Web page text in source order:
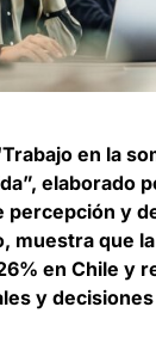
en la
elaborado
percepción y
muestra que
en Chile y
y